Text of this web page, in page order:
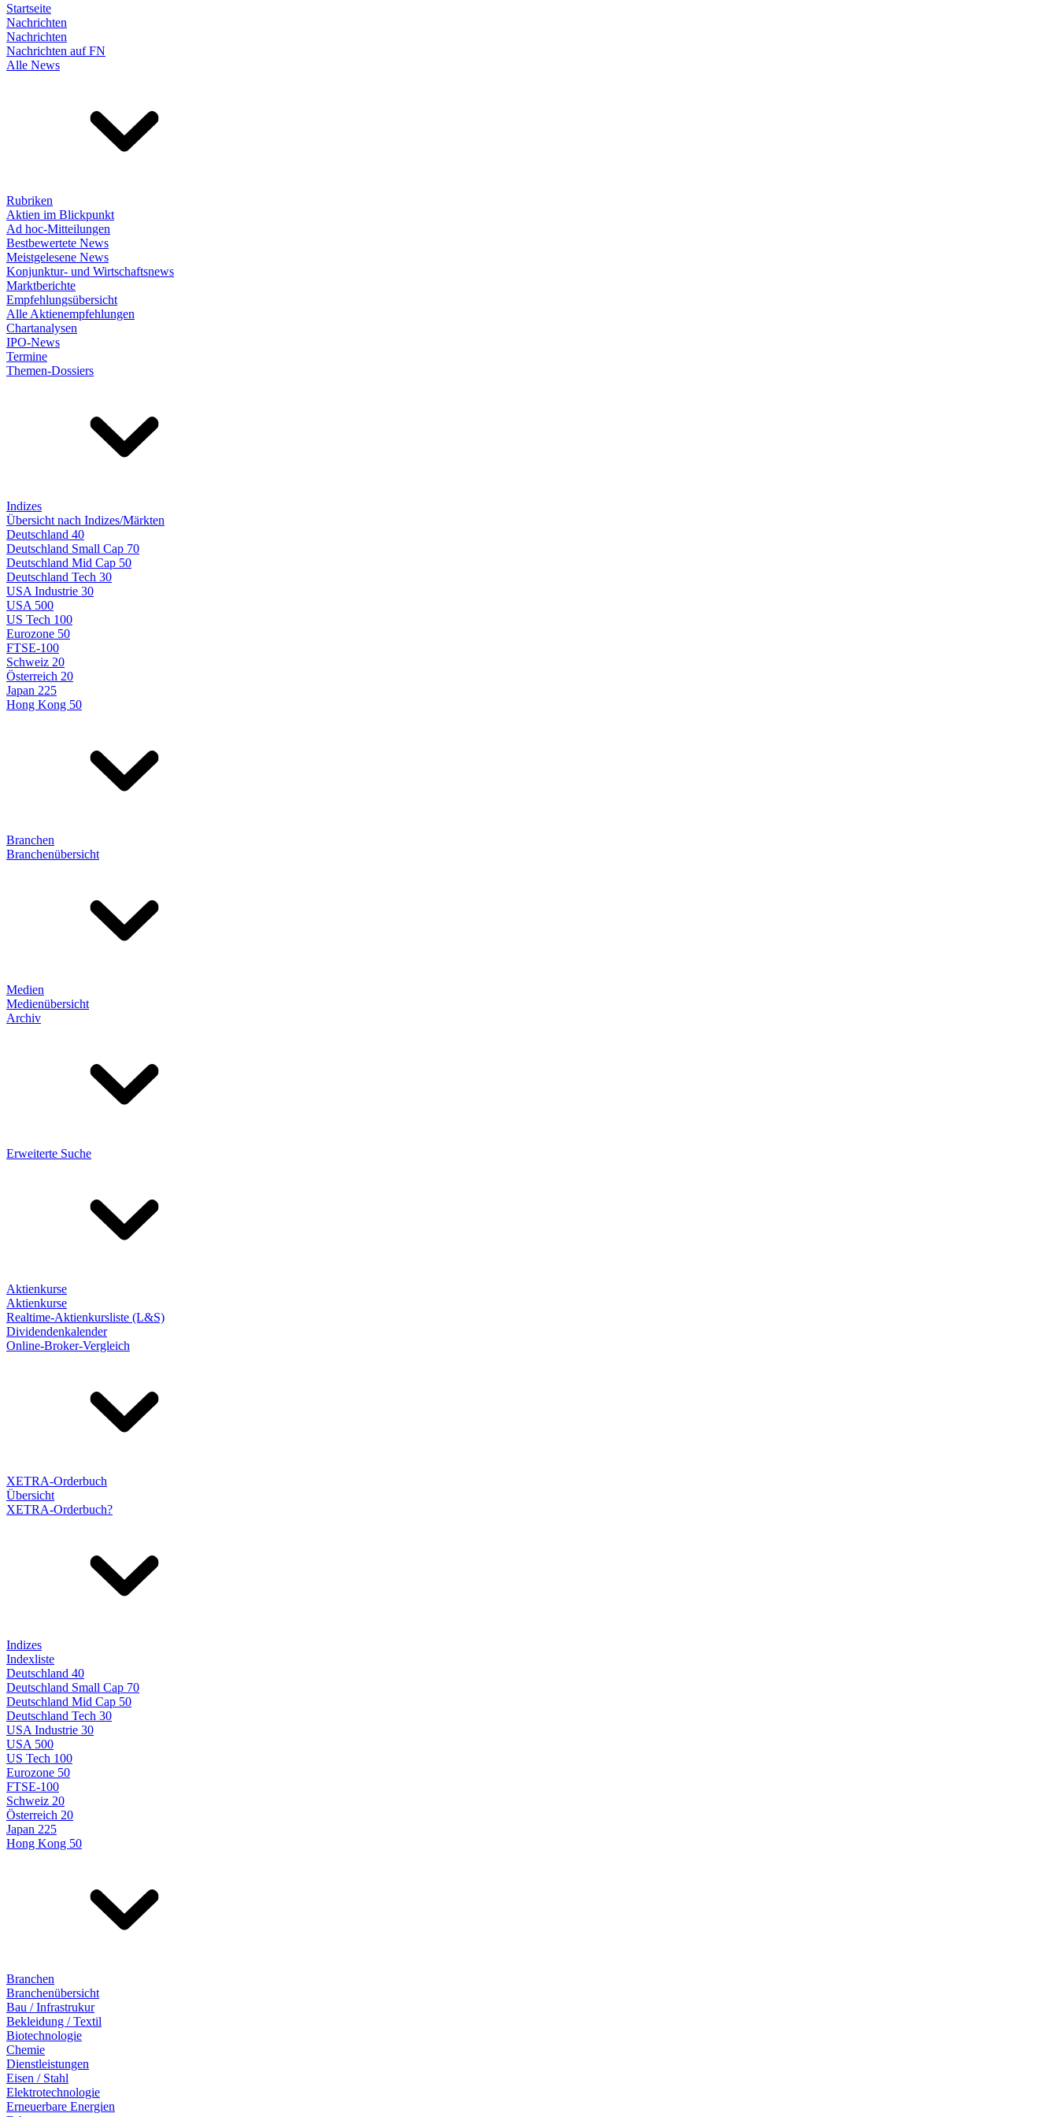
Startseite
Nachrichten
Nachrichten
Nachrichten auf FN
Alle News
Rubriken
Aktien im Blickpunkt
Ad hoc-Mitteilungen
Bestbewertete News
Meistgelesene News
Konjunktur- und Wirtschaftsnews
Marktberichte
Empfehlungsübersicht
Alle Aktienempfehlungen
Chartanalysen
IPO-News
Termine
Themen-Dossiers
Indizes
Übersicht nach Indizes/Märkten
Deutschland 40
Deutschland Small Cap 70
Deutschland Mid Cap 50
Deutschland Tech 30
USA Industrie 30
USA 500
US Tech 100
Eurozone 50
FTSE-100
Schweiz 20
Österreich 20
Japan 225
Hong Kong 50
Branchen
Branchenübersicht
Medien
Medienübersicht
Archiv
Erweiterte Suche
Aktienkurse
Aktienkurse
Realtime-Aktienkursliste (L&S)
Dividendenkalender
Online-Broker-Vergleich
XETRA-Orderbuch
Übersicht
XETRA-Orderbuch?
Indizes
Indexliste
Deutschland 40
Deutschland Small Cap 70
Deutschland Mid Cap 50
Deutschland Tech 30
USA Industrie 30
USA 500
US Tech 100
Eurozone 50
FTSE-100
Schweiz 20
Österreich 20
Japan 225
Hong Kong 50
Branchen
Branchenübersicht
Bau / Infrastrukur
Bekleidung / Textil
Biotechnologie
Chemie
Dienstleistungen
Eisen / Stahl
Elektrotechnologie
Erneuerbare Energien